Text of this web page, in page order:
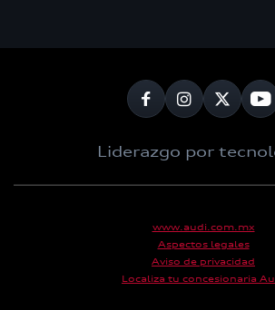
Liderazgo por
www.audi.com.mx
Aspectos legales
Aviso de privacidad
Localiza tu concesionaria